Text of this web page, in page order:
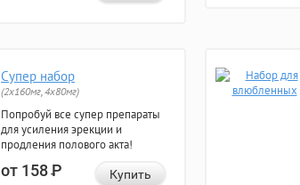
Супер набор
(2х160мг, 4х80мг)
Попробуй все супер препараты
для усиления эрекции и
продления полового акта!
от 158Р Купить